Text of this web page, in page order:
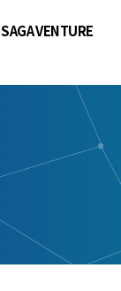
SAGA VENTURE